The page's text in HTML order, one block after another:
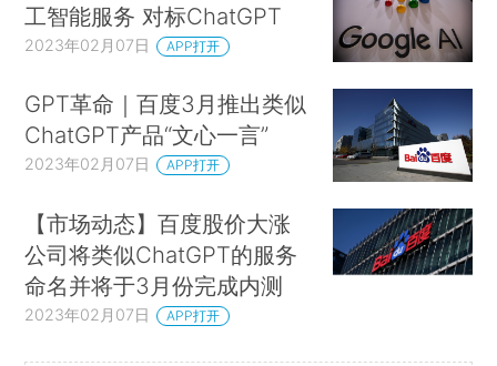
工智能服务 对标ChatGPT
2023年02月07日 APP打开
GPT革命｜百度3月推出类似
ChatGPT产品“文心一言”
2023年02月07日 APP打开
【市场动态】百度股价大涨
公司将类似ChatGPT的服务
命名并将于3月份完成内测
2023年02月07日 APP打开